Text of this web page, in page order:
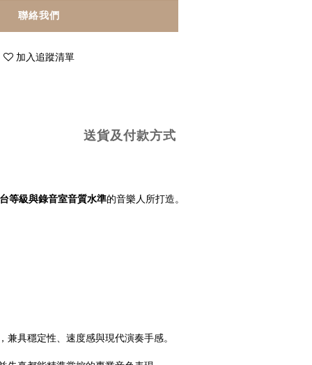
聯絡我們
加入追蹤清單
送貨及付款方式
等級與錄音室音質水準的音樂人所打造。
具穩定性、速度感與現代演奏手感。